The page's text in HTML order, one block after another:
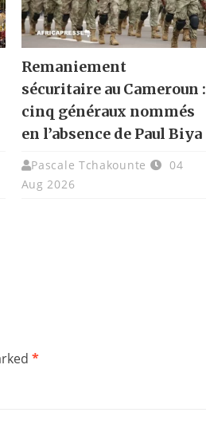
Remaniement
sécuritaire au Cameroun :
cinq généraux nommés
en l’absence de Paul Biya
Pascale Tchakounte
04
Aug 2026
*